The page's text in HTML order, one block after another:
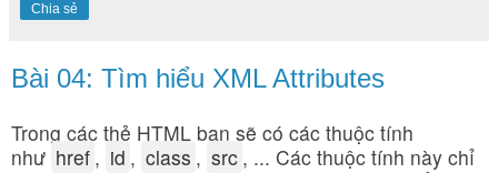
Chia sẻ
Bài 04: Tìm hiểu XML Attributes
Trong các thẻ HTML bạn sẽ có các thuộc tính
như href , id , class , src , ... Các thuộc tính này chỉ